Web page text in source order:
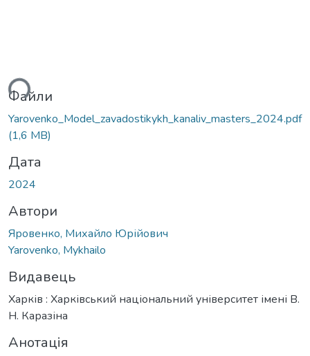
Файли
Yarovenko_Model_zavadostikykh_kanaliv_masters_2024.pdf
(1,6 MB)
Дата
2024
Автори
Яровенко, Михайло Юрійович
Yarovenko, Mykhailo
Видавець
Харків : Харківський національний університет імені В.
Н. Каразіна
Анотація